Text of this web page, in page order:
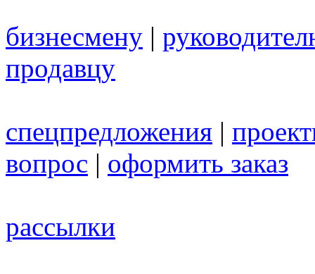
бизнесмену |
продавцу
спецпредложения |
вопрос | оформить заказ
рассылки